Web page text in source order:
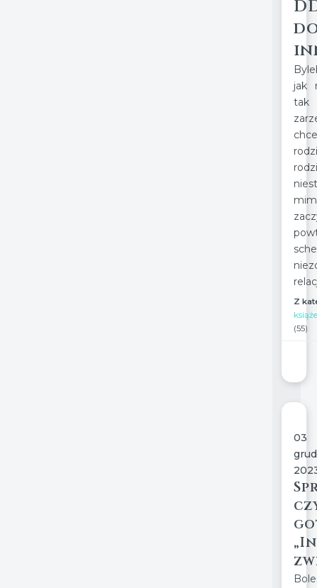
jak
Z
(55)
03